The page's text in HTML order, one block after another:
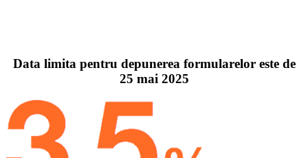
Data limita pentru depunerea formularelor este de
25 mai 2025